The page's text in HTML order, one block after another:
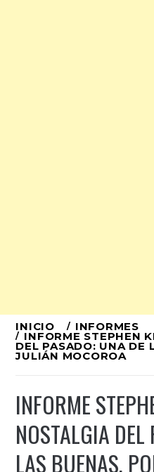
Ir
al
INICIO INFORMES
INFORME STEPHEN
DEL PASADO: UNA DE
JULIÁN MOCOROA
INFORME
NOSTALGIA
LAS BUENAS,